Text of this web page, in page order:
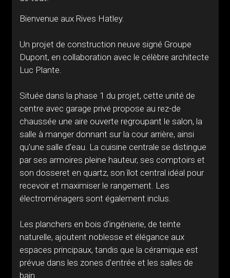
Bienvenue aux Rives Hatley.
Un projet de construction neuve signé Groupe
Dupont, en collaboration avec le célèbre architecte
Luc Plante.
Située dans la phase 1 du projet, cette unité de
centre avec garage privé propose au rez-de
chaussée une aire ouverte regroupant le salon, la
salle à manger donnant sur la cour arrière, ainsi
qu'une salle d'eau. La cuisine centrale se distingue
par ses armoires pleine hauteur, ses comptoirs et
son dosseret en quartz, son îlot central idéal pour
recevoir et maximiser le rangement. Les
électroménagers sont également inclus.
Les planchers en bois d'ingénierie, de teinte
naturelle, ajoutent noblesse et élégance aux
espaces principaux, tandis que la céramique est
prévue dans les zones d'entrée et les salles de
bain.